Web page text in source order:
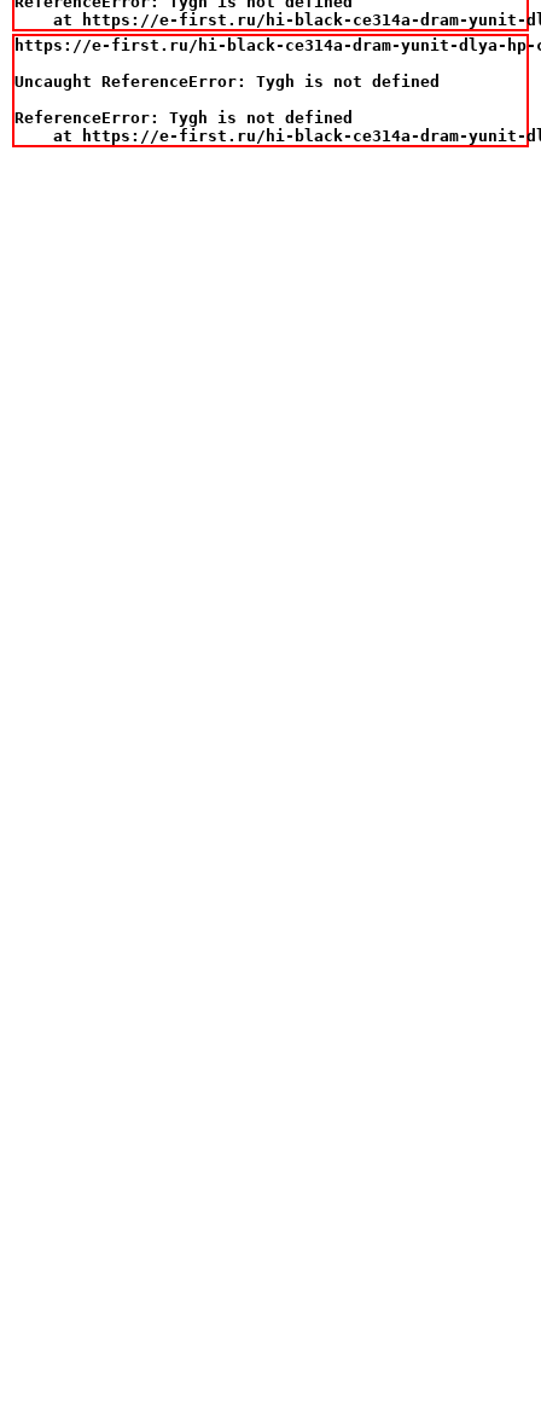
at https://e-first.ru/hi-black-ce314a-dram-yunit-
https://e-first.ru/hi-black-ce314a-dram-yunit-dlya-hp-
Uncaught ReferenceError: Tygh is not defined
ReferenceError: Tygh is not defined
at https://e-first.ru/hi-black-ce314a-dram-yunit-